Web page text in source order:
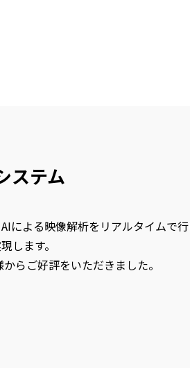
ステム
による映像解析をリアルタイムで
します。
らご好評をいただきました。